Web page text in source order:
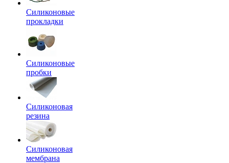
Силиконовые
прокладки
Силиконовые
пробки
Силиконовая
резина
Силиконовая
мембрана